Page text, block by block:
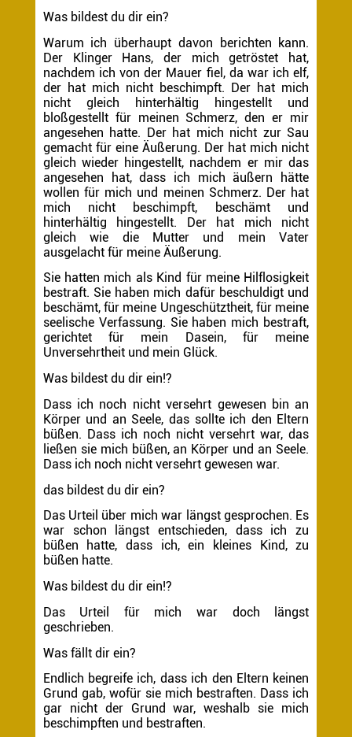
Was bildest du dir ein?
Warum ich überhaupt davon berichten kann.
Der Klinger Hans, der mich getröstet hat,
nachdem ich von der Mauer fiel, da war ich elf,
der hat mich nicht beschimpft. Der hat mich
nicht gleich hinterhältig hingestellt und
bloßgestellt für meinen Schmerz, den er mir
angesehen hatte. Der hat mich nicht zur Sau
gemacht für eine Äußerung. Der hat mich nicht
gleich wieder hingestellt, nachdem er mir das
angesehen hat, dass ich mich äußern hätte
wollen für mich und meinen Schmerz. Der hat
mich nicht beschimpft, beschämt und
hinterhältig hingestellt. Der hat mich nicht
gleich wie die Mutter und mein Vater
ausgelacht für meine Äußerung.
Sie hatten mich als Kind für meine Hilflosigkeit
bestraft. Sie haben mich dafür beschuldigt und
beschämt, für meine Ungeschütztheit, für meine
seelische Verfassung. Sie haben mich bestraft,
gerichtet für mein Dasein, für meine
Unversehrtheit und mein Glück.
Was bildest du dir ein!?
Dass ich noch nicht versehrt gewesen bin an
Körper und an Seele, das sollte ich den Eltern
büßen. Dass ich noch nicht versehrt war, das
ließen sie mich büßen, an Körper und an Seele.
Dass ich noch nicht versehrt gewesen war.
das bildest du dir ein?
Das Urteil über mich war längst gesprochen. Es
war schon längst entschieden, dass ich zu
büßen hatte, dass ich, ein kleines Kind, zu
büßen hatte.
Was bildest du dir ein!?
Das Urteil für mich war doch längst
geschrieben.
Was fällt dir ein?
Endlich begreife ich, dass ich den Eltern keinen
Grund gab, wofür sie mich bestraften. Dass ich
gar nicht der Grund war, weshalb sie mich
beschimpften und bestraften.